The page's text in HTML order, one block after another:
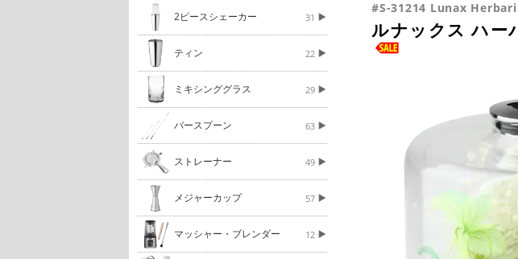
2ピースシェーカー 31
ティン 22
ミキシンググラス 29
バースプーン 63
ストレーナー 49
メジャーカップ 57
マッシャー・ブレンダー 12
#S-31214 Lunax
ルナックス ハー